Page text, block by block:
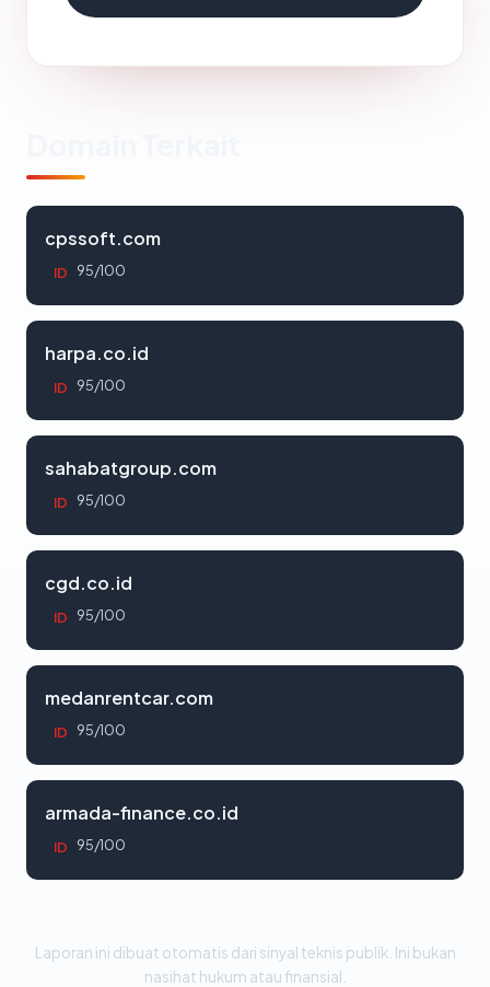
cpssoft.com
ID 95/100
harpa.co.id
ID 95/100
sahabatgroup.com
ID 95/100
cgd.co.id
ID 95/100
medanrentcar.com
ID 95/100
armada-finance.co.id
ID 95/100
Laporan ini dibuat otomatis dari sinyal teknis publik. Ini bukan
nasihat hukum atau finansial.